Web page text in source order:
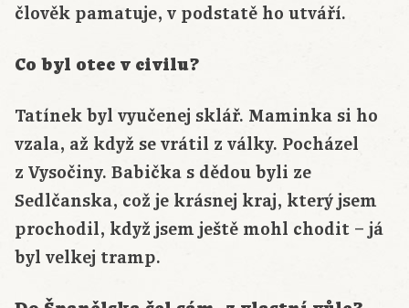
člověk pamatuje, v podstatě ho utváří.
Co byl otec v civilu?
Tatínek byl vyučenej sklář. Maminka si ho
vzala, až když se vrátil z války. Pocházel
z Vysočiny. Babička s dědou byli ze
Sedlčanska, což je krásnej kraj, který jsem
prochodil, když jsem ještě mohl chodit – já
byl velkej tramp.